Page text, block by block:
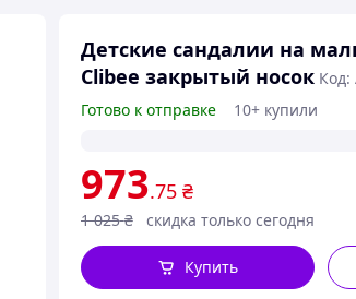
Детские сандалии на
Clibee закрытый носок Код:
Готово к отправке
10+ купили
973.75 ₴
1 025 ₴ скидка только сегодня
Купить